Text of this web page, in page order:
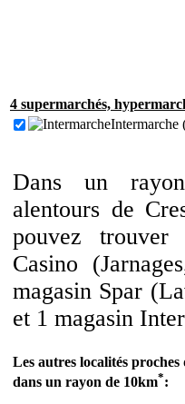
4 supermarchés,
Intermarche
Dans un
alentours de
pouvez trouver
Casino
magasin Spar
et 1 magasin
Les autres localités proches
dans un rayon de 10km*: